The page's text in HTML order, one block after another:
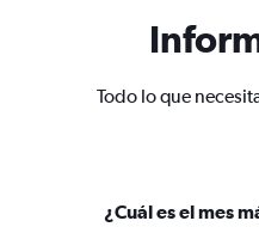
Todo lo que
¿Cuál es el mes